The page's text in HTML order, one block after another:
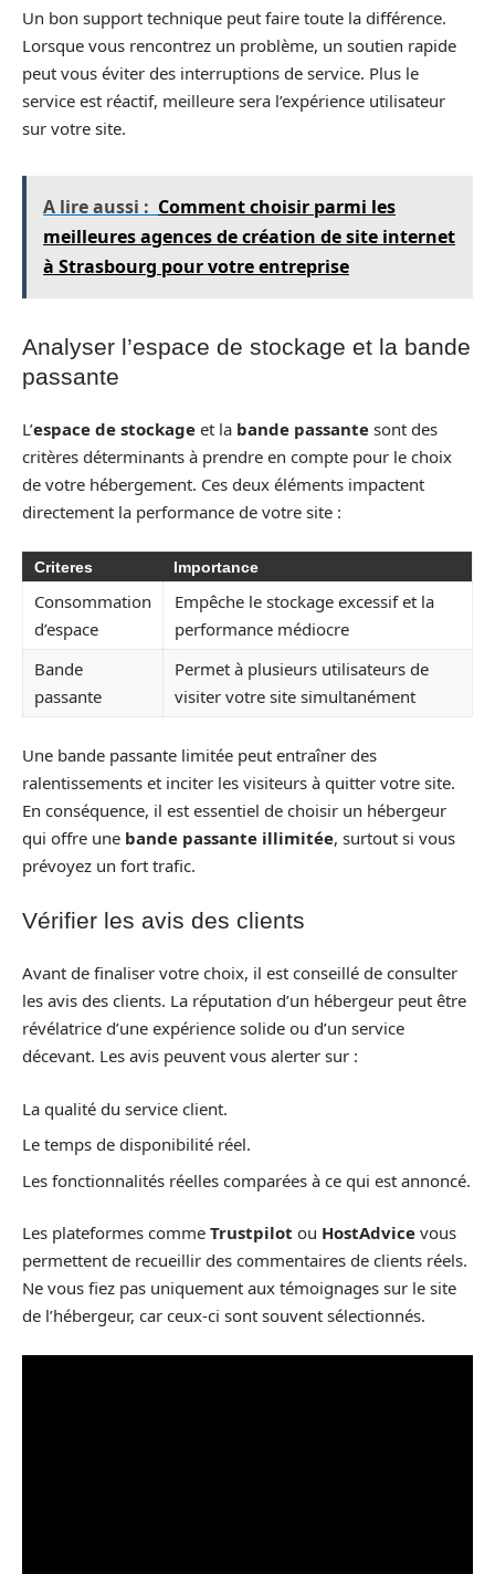
Un bon support technique peut faire toute la différence.
Lorsque vous rencontrez un problème, un soutien rapide
peut vous éviter des interruptions de service. Plus le
service est réactif, meilleure sera l’expérience utilisateur
sur votre site.
A lire aussi : Comment choisir parmi les
meilleures agences de création de site internet
à Strasbourg pour votre entreprise
Analyser l’espace de stockage et la bande
passante
L’espace de stockage et la bande passante sont des
critères déterminants à prendre en compte pour le choix
de votre hébergement. Ces deux éléments impactent
directement la performance de votre site :
Criteres Importance
Consommation
d’espace
Empêche le stockage excessif et la
performance médiocre
Bande
passante
Permet à plusieurs utilisateurs de
visiter votre site simultanément
Une bande passante limitée peut entraîner des
ralentissements et inciter les visiteurs à quitter votre site.
En conséquence, il est essentiel de choisir un hébergeur
qui offre une bande passante illimitée, surtout si vous
prévoyez un fort trafic.
Vérifier les avis des clients
Avant de finaliser votre choix, il est conseillé de consulter
les avis des clients. La réputation d’un hébergeur peut être
révélatrice d’une expérience solide ou d’un service
décevant. Les avis peuvent vous alerter sur :
La qualité du service client.
Le temps de disponibilité réel.
Les fonctionnalités réelles comparées à ce qui est annoncé.
Les plateformes comme Trustpilot ou HostAdvice vous
permettent de recueillir des commentaires de clients réels.
Ne vous fiez pas uniquement aux témoignages sur le site
de l’hébergeur, car ceux-ci sont souvent sélectionnés.